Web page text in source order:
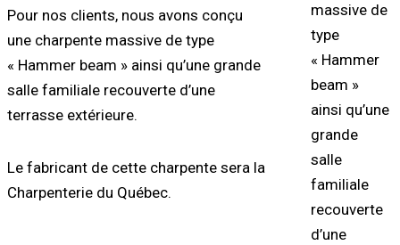
Pour nos clients, nous avons conçu
une charpente massive de type
« Hammer beam » ainsi qu’une grande
salle familiale recouverte d’une
terrasse extérieure.
Le fabricant de cette charpente sera la
Charpenterie du Québec.
massive de
type
« Hammer
beam »
ainsi qu’une
grande
salle
familiale
recouverte
d’une